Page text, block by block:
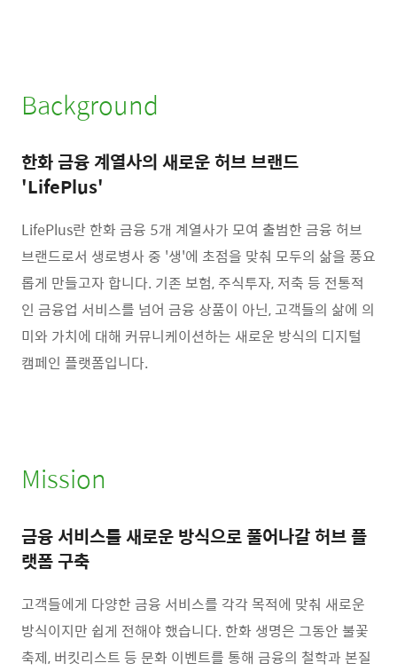
Background
한화 금융 계열사의 새로운 허브 브랜드
'LifePlus'
LifePlus란 한화 금융 5개 계열사가 모여 출범한 금융 허브
브랜드로서 생로병사 중 '생'에 초점을 맞춰 모두의 삶을 풍요
롭게 만들고자 합니다. 기존 보험, 주식투자, 저축 등 전통적
인 금융업 서비스를 넘어 금융 상품이 아닌, 고객들의 삶에 의
미와 가치에 대해 커뮤니케이션하는 새로운 방식의 디지털
캠페인 플랫폼입니다.
Mission
금융 서비스를 새로운 방식으로 풀어나갈 허브 플
랫폼 구축
고객들에게 다양한 금융 서비스를 각각 목적에 맞춰 새로운
방식이지만 쉽게 전해야 했습니다. 한화 생명은 그동안 불꽃
축제, 버킷리스트 등 문화 이벤트를 통해 금융의 철학과 본질